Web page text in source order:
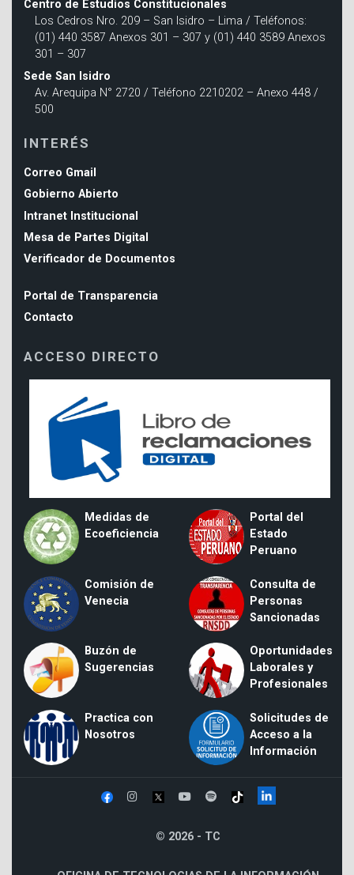
Centro de Estudios Constitucionales
Los Cedros Nro. 209 – San Isidro – Lima / Teléfonos:
(01) 440 3587 Anexos 301 – 307 y (01) 440 3589 Anexos
301 – 307
Sede San Isidro
Av. Arequipa N° 2720 / Teléfono 2210202 – Anexo 448 /
500
INTERÉS
Correo Gmail
Gobierno Abierto
Intranet Institucional
Mesa de Partes Digital
Verificador de Documentos
Portal de Transparencia
Contacto
ACCESO DIRECTO
Medidas de
Ecoeficiencia
Portal del
Estado
Peruano
Comisión de
Venecia
Consulta de
Personas
Sancionadas
Buzón de
Sugerencias
Oportunidades
Laborales y
Profesionales
Practica con
Nosotros
Solicitudes de
Acceso a la
Información
© 2026 - TC